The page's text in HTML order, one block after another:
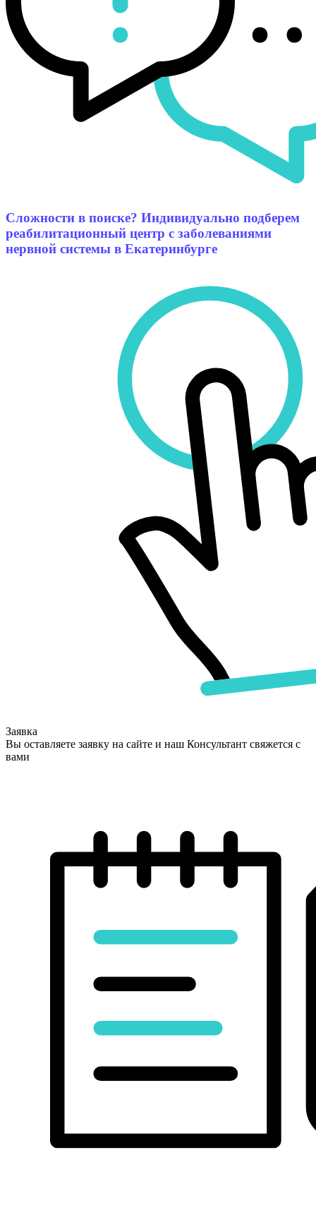
Сложности в поиске? Индивидуально подберем
реабилитационный центр с заболеваниями
нервной системы в Екатеринбурге
Заявка
Вы оставляете заявку на сайте и наш Консультант свяжется с
вами